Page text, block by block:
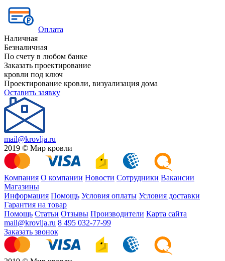
Оплата
Наличная
Безналичная
По счету в любом банке
Заказать проектирование
кровли под ключ
Проектирование кровли, визуализация дома
Оставить заявку
mail@krovlja.ru
2019 © Мир кровли
Компания О компании Новости Сотрудники Вакансии
Магазины
Информация Помощь Условия оплаты Условия доставки
Гарантия на товар
Помощь Статьи Отзывы Производители Карта сайта
mail@krovlja.ru 8 495 032-77-99
Заказать звонок